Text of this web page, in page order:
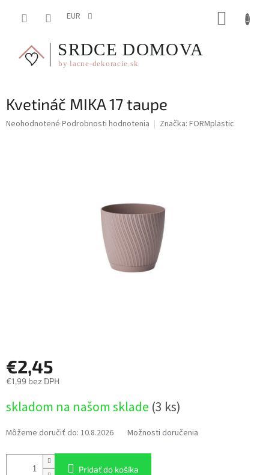
EUR
Kvetináč MIKA 17 taupe
Priemerné
Neohodnotené Podrobnosti hodnotenia Značka: FORMplastic
€2,45
€1,99 bez DPH
cena:
skladom na našom sklade (3 ks)
Môžeme doručiť do: 10.8.2026 Možnosti doručenia
Pridať do košíka